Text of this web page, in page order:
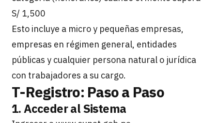
S/ 1,500
Esto incluye a micro y pequeñas empresas,
empresas en régimen general, entidades
públicas y cualquier persona natural o jurídica
con trabajadores a su cargo.
T-Registro: Paso a Paso
1. Acceder al Sistema